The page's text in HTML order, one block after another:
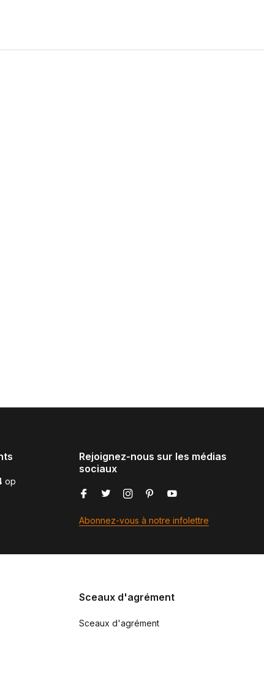
op
Rejoignez-nous sur les médias
sociaux
Abonnez-vous à notre infolettre
Sceaux d'agrément
Sceaux d'agrément